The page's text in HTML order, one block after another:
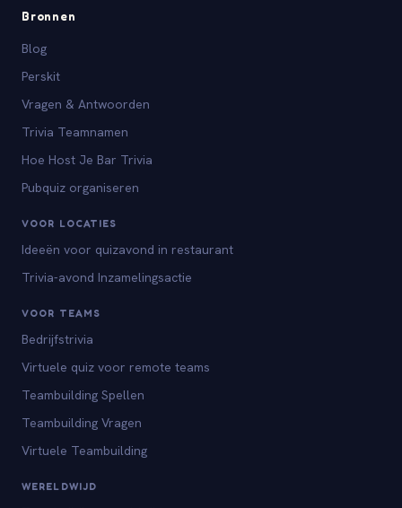
Bronnen
Blog
Perskit
Vragen & Antwoorden
Trivia Teamnamen
Hoe Host Je Bar Trivia
Pubquiz organiseren
VOOR LOCATIES
Ideeën voor quizavond in restaurant
Trivia-avond Inzamelingsactie
VOOR TEAMS
Bedrijfstrivia
Virtuele quiz voor remote teams
Teambuilding Spellen
Teambuilding Vragen
Virtuele Teambuilding
WERELDWIJD